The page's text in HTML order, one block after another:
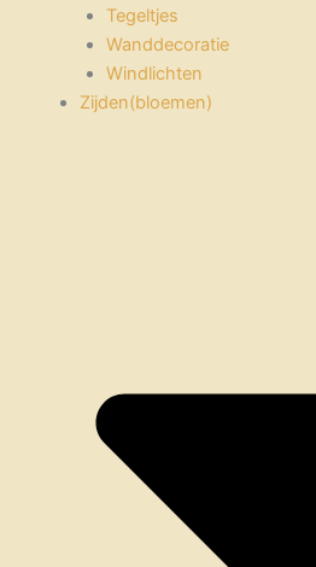
Tegeltjes
Wanddecoratie
Windlichten
Zijden(bloemen)